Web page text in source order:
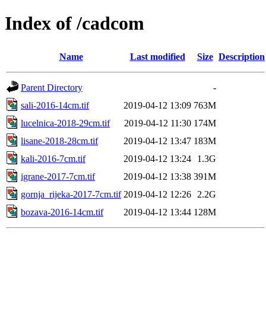
Index of /cadcom
Name Last modified Size Description
Parent Directory
-
sali-2016-14cm.tif
2019-04-12 13:09 763M
lucelnica-2018-29cm.tif
2019-04-12 11:30 174M
lisane-2018-28cm.tif
2019-04-12 13:47 183M
kali-2016-7cm.tif
2019-04-12 13:24
1.3G
igrane-2017-7cm.tif
2019-04-12 13:38 391M
gornja_rijeka-2017-7cm.tif 2019-04-12 12:26
2.2G
bozava-2016-14cm.tif
2019-04-12 13:44 128M